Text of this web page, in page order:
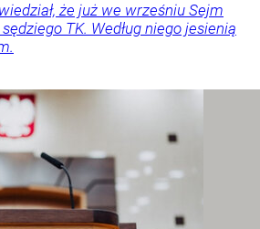
że już we wrześniu Sejm
TK. Według niego jesienią